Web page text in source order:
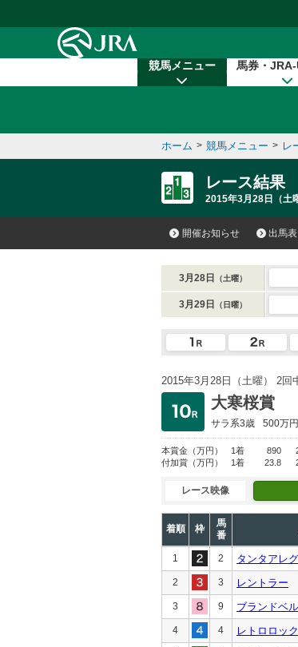
競馬メニュー 馬券・
ホーム > 競馬メニュー > レ
レース結果
2015年3月28日（土
開催お知らせ 出馬表
3月28日 （土曜）
3月29日 （日曜）
2015年3月28日（土曜） 2回
大寒桜賞
サラ系3歳 500万
本賞金 （万円） 1着 890
付加賞 （万円） 1着 23.8
レース映像
着順 枠
馬
番
1 2 タンタアレ
2 3 レントラー
3 9 ブランドベ
4 4 レトロロック